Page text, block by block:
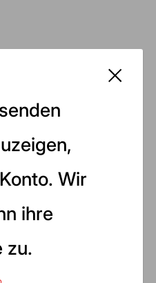
Wir
ihre
zu.